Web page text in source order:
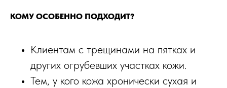
КОМУ ОСОБЕННО ПОДХОДИТ?
Клиентам с трещинами на пятках и
других огрубевших участках кожи.​
Тем, у кого кожа хронически сухая и